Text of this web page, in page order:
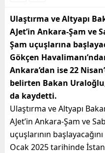
Ulaştırma ve Altyapı
AJet’in Ankara-Şam ve
Şam uçuşlarına
Gökçen
Ankara’dan ise 22
belirten Bakan Uraloğlu,
da kaydetti.
Ulaştırma ve Altyapı
AJet’in Ankara-Şam ve
uçuşlarının
Ocak 2025 tarihinde